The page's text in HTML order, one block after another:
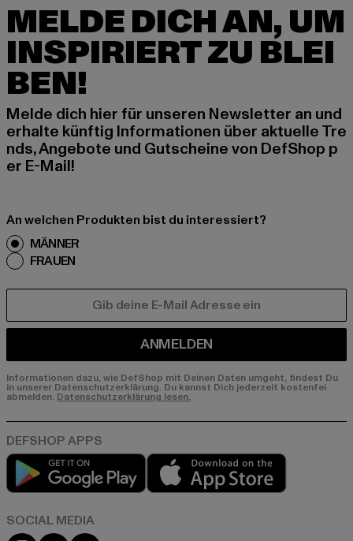
MELDE DICH AN, UM
INSPIRIERT ZU BLEI
BEN!
Melde dich hier für unseren Newsletter an und
erhalte künftig Informationen über aktuelle Tre
nds, Angebote und Gutscheine von DefShop p
er E-Mail!
An welchen Produkten bist du interessiert?
MÄNNER
FRAUEN
ANMELDEN
Informationen dazu, wie DefShop mit Deinen Daten umgeht, findest Du
in unserer Datenschutzerklärung. Du kannst Dich jederzeit kostenfei
abmelden. Datenschutzerklärung lesen.
Play market